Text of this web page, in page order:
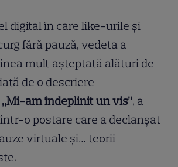
digital în care like-urile și
fără pauză, vedeta a
mult așteptată alături de
de o descriere
„Mi-am îndeplinit un vis”, a
o postare care a declanșat
virtuale și… teorii